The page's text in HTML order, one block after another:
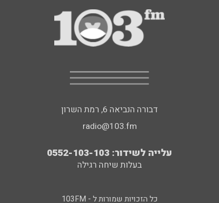
דבורה הנביאה 6, רמת השרון
radio@103.fm
עלייה לשידור: 0552-103-103
בעלות שיחה רגילה
כל הזכויות שמורות ל - 103FM